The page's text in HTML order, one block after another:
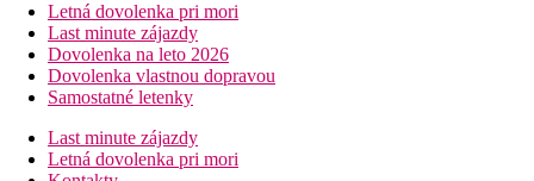
Stravovanie
Raňajky
Raňajky formou bufetu
Polpenzia
Raňajky formou bufetu
Internet
Letná dovolenka pri mori
Last minute zájazdy
Dovolenka na leto 2026
Dovolenka vlastnou dopravou
Samostatné letenky
Last minute zájazdy
Letná dovolenka pri mori